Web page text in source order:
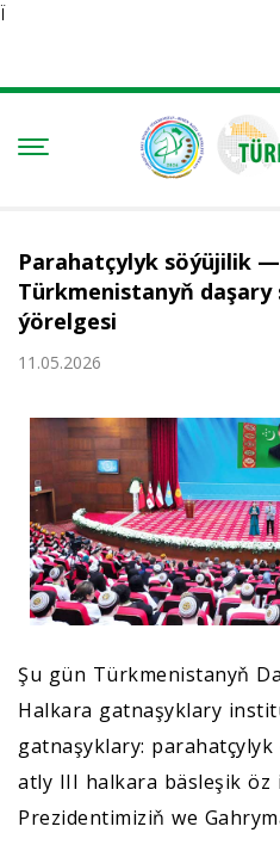
Ï
Parahatçylyk söýüjilik
Türkmenistanyň daşary
ýörelgesi
11.05.2026
Şu gün Türkmenistanyň
Halkara gatnaşyklary
gatnaşyklary:
atly III halkara bäsleşik öz
Prezidentimiziň we